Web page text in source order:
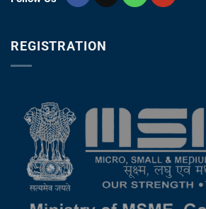
REGISTRATION